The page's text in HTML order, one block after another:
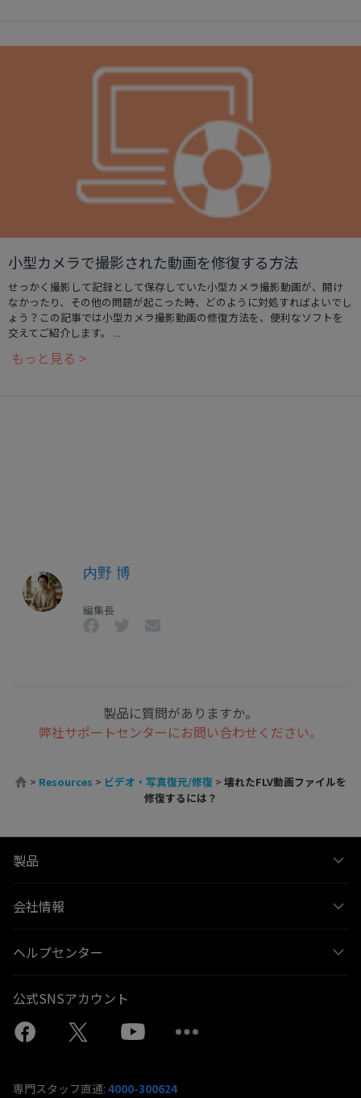
小型カメラで撮影された動画を修復する方法
せっかく撮影して記録として保存していた小型カメラ撮影動画が、開け
なかったり、その他の問題が起こった時、どのように対処すればよいでし
ょう？この記事では小型カメラ撮影動画の修復方法を、便利なソフトを
交えてご紹介します。 ...
もっと見る >
内野 博
編集長
製品に質問がありますか。
弊社サポートセンターにお問い合わせください。
> Resources > ビデオ・写真復元/修復 > 壊れたFLV動画ファイルを
修復するには？
製品
会社情報
ヘルプセンター
公式SNSアカウント
専門スタッフ直通: 4000-300624